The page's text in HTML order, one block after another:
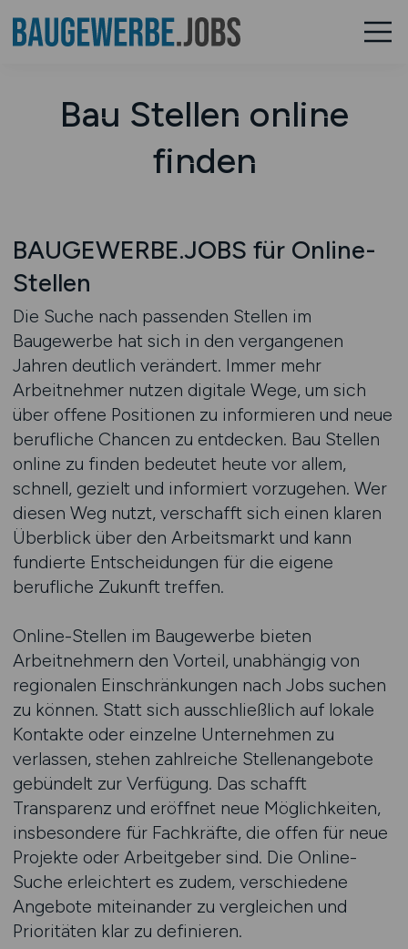
Bau Stellen online
finden
BAUGEWERBE.JOBS für Online-
Stellen
Die Suche nach passenden Stellen im
Baugewerbe hat sich in den vergangenen
Jahren deutlich verändert. Immer mehr
Arbeitnehmer nutzen digitale Wege, um sich
über offene Positionen zu informieren und neue
berufliche Chancen zu entdecken. Bau Stellen
online zu finden bedeutet heute vor allem,
schnell, gezielt und informiert vorzugehen. Wer
diesen Weg nutzt, verschafft sich einen klaren
Überblick über den Arbeitsmarkt und kann
fundierte Entscheidungen für die eigene
berufliche Zukunft treffen.
Online-Stellen im Baugewerbe bieten
Arbeitnehmern den Vorteil, unabhängig von
regionalen Einschränkungen nach Jobs suchen
zu können. Statt sich ausschließlich auf lokale
Kontakte oder einzelne Unternehmen zu
verlassen, stehen zahlreiche Stellenangebote
gebündelt zur Verfügung. Das schafft
Transparenz und eröffnet neue Möglichkeiten,
insbesondere für Fachkräfte, die offen für neue
Projekte oder Arbeitgeber sind. Die Online-
Suche erleichtert es zudem, verschiedene
Angebote miteinander zu vergleichen und
Prioritäten klar zu definieren.